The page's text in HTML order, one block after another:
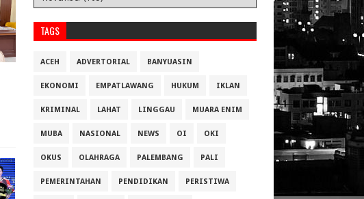
TAGS
ACEH ADVERTORIAL BANYUASIN
EKONOMI EMPATLAWANG HUKUM IKLAN
KRIMINAL LAHAT LINGGAU MUARA ENIM
MUBA NASIONAL NEWS OI OKI
OKUS OLAHRAGA PALEMBANG PALI
PEMERINTAHAN PENDIDIKAN PERISTIWA